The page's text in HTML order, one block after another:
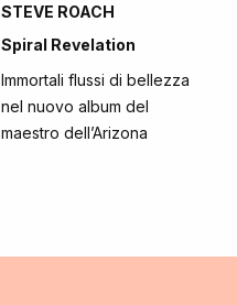
STEVE ROACH
Spiral Revelation
Immortali flussi di bellezza
nel nuovo album del
maestro dell’Arizona